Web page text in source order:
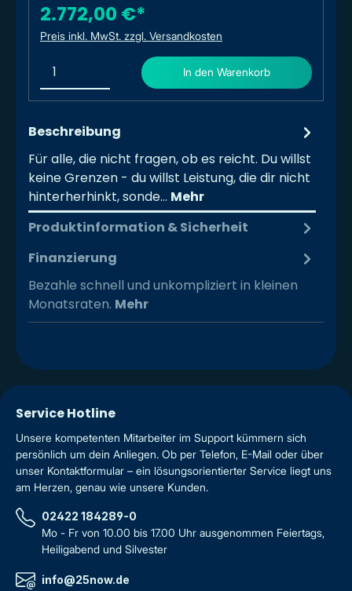
2.772,00 €*
Preis inkl. MwSt. zzgl. Versandkosten
In den Warenkorb
Beschreibung
Für alle, die nicht fragen, ob es reicht. Du willst
keine Grenzen - du willst Leistung, die dir nicht
hinterherhinkt, sonde… Mehr
Produktinformation & Sicherheit
Finanzierung
Bezahle schnell und unkompliziert in kleinen
Monatsraten. Mehr
Service Hotline
Unsere kompetenten Mitarbeiter im Support kümmern sich
persönlich um dein Anliegen. Ob per Telefon, E-Mail oder über
unser Kontaktformular – ein lösungsorientierter Service liegt uns
am Herzen, genau wie unsere Kunden.
02422 184289-0
Mo - Fr von 10.00 bis 17.00 Uhr ausgenommen Feiertags,
Heiligabend und Silvester
info@25now.de